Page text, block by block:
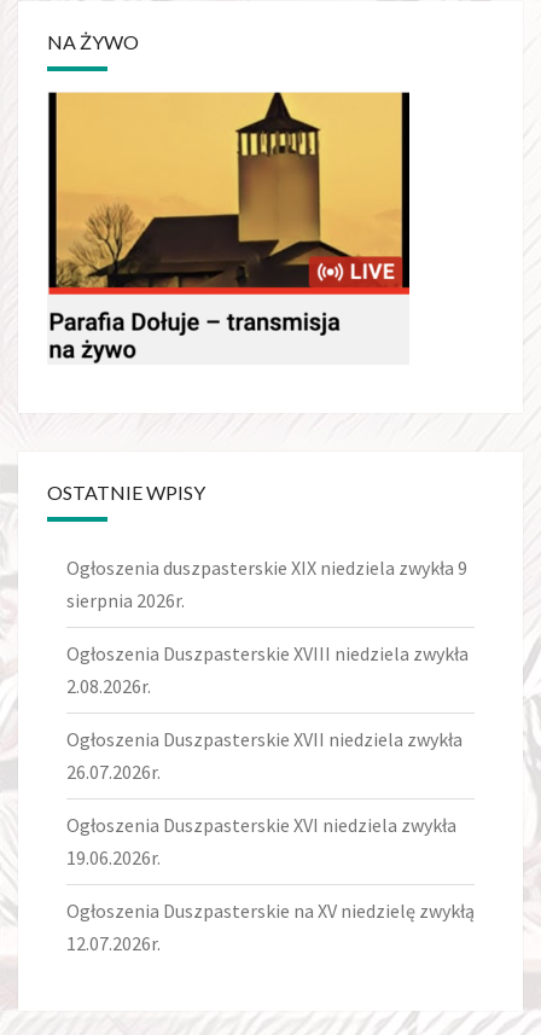
NA ŻYWO
OSTATNIE WPISY
Ogłoszenia duszpasterskie XIX niedziela zwykła 9
sierpnia 2026r.
Ogłoszenia Duszpasterskie XVIII niedziela zwykła
2.08.2026r.
Ogłoszenia Duszpasterskie XVII niedziela zwykła
26.07.2026r.
Ogłoszenia Duszpasterskie XVI niedziela zwykła
19.06.2026r.
Ogłoszenia Duszpasterskie na XV niedzielę zwykłą
12.07.2026r.